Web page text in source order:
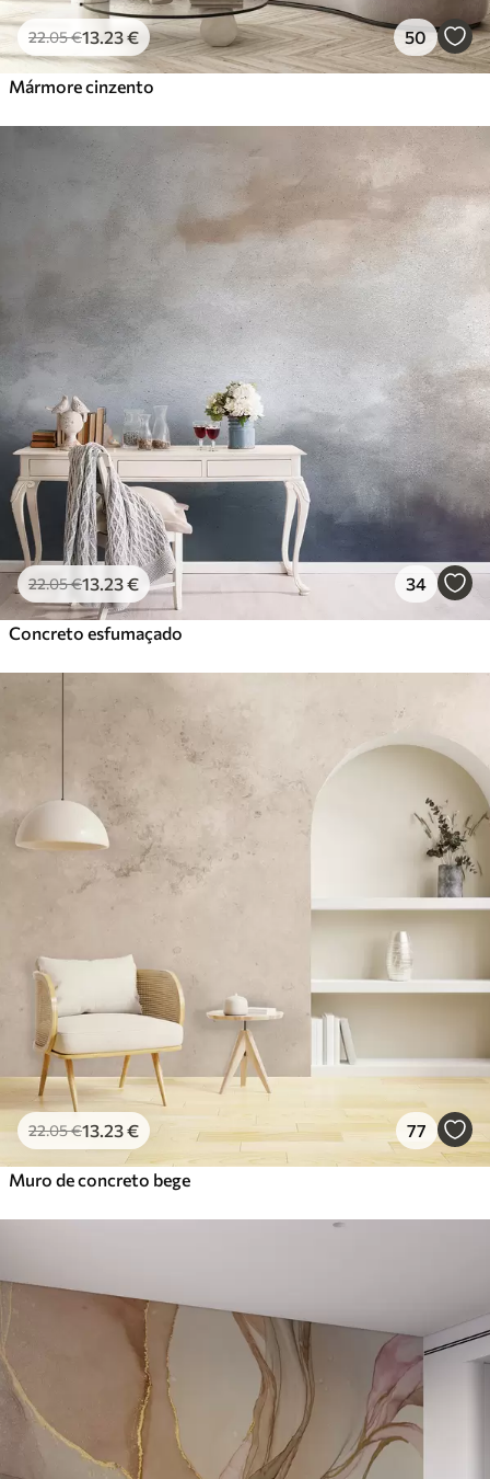
22.05€13.23€ 50
Mármore cinzento
22.05€13.23€ 34
Concreto esfumaçado
22.05€13.23€ 77
Muro de concreto bege